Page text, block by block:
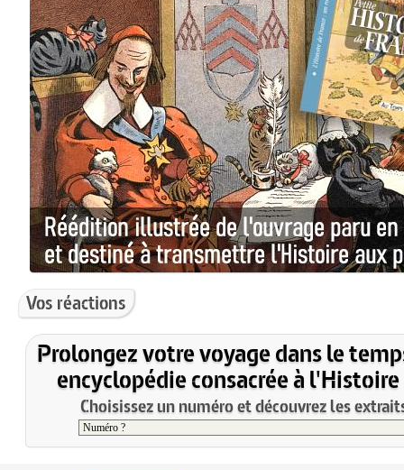
Vos réactions
Prolongez votre voyage dans le
encyclopédie consacrée à l'Histoire
Choisissez un numéro et découvrez les